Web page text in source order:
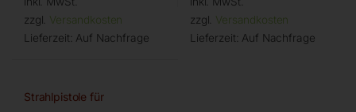
zzgl. Versandkosten
Lieferzeit: Auf Nachfrage
zzgl. Versandkosten
Lieferzeit: Auf Nachfrage
Strahlpistole für